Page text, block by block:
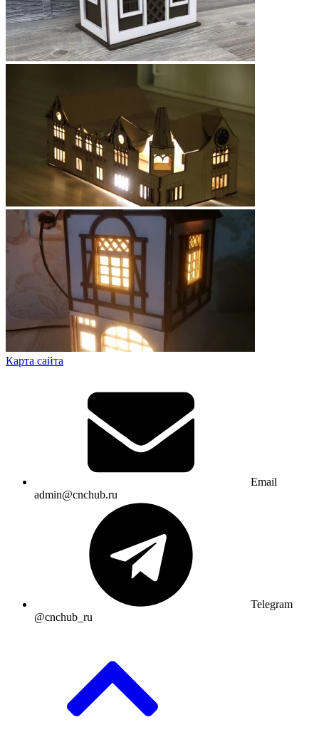
Карта сайта
Email
admin@cnchub.ru
Telegram
@cnchub_ru